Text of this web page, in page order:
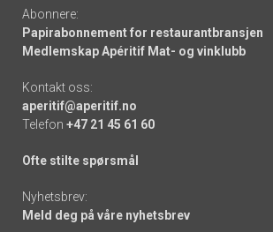
Abonnere:
Papirabonnement for restaurantbransjen
Medlemskap Apéritif Mat- og vinklubb
Kontakt oss:
aperitif@aperitif.no
Telefon +47 21 45 61 60
Ofte stilte spørsmål
Nyhetsbrev:
Meld deg på våre nyhetsbrev